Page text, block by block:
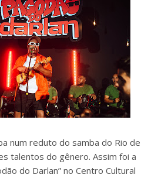
num reduto do samba do Rio de
talentos do gênero. Assim foi a
do Darlan” no Centro Cultural